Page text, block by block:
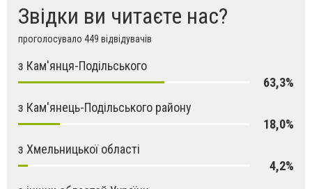
Звідки ви читаєте нас?
проголосувало 449 відвідувачів
з Кам'янця-Подільського
63,3%
з Кам'янець-Подільського району
18,0%
з Хмельницької області
4,2%